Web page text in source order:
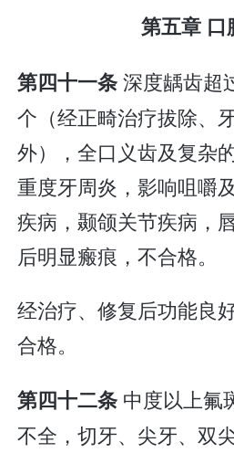
第五章 口
第四十一条深度龋齿超
个（经正畸治疗拔除、
外），全口义齿及复杂
重度牙周炎，影响咀嚼
疾病，颞颌关节疾病，
后明显瘢痕，不合格。
经治疗、修复后功能良
合格。
第四十二条 中度以上氟
不全，切牙、尖牙、双